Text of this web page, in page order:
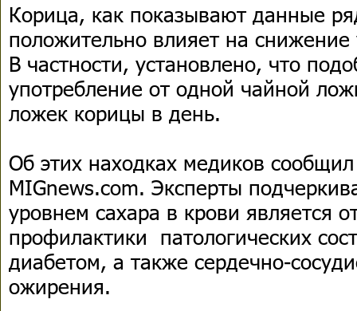
Корица, как показывают данные
положительно влияет на
В частности, установлено, что
употребление от одной чайной
ложек корицы в день.
Об этих находках медиков
MIGnews.com. Эксперты
уровнем сахара в крови является
профилактики патологических
диабетом, а также сердечно-
ожирения.